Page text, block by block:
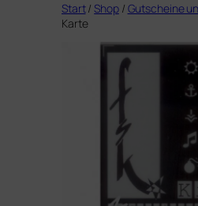
Start/ Shop/ Gutscheine
Karte